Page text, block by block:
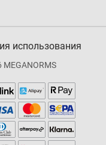
использования